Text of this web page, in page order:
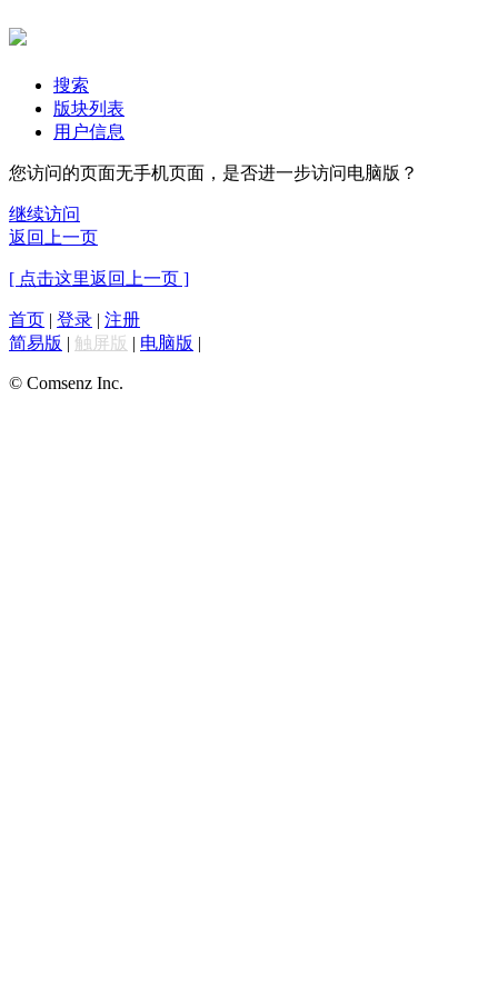
搜索
版块列表
用户信息
您访问的页面无手机页面，是否进一步访问电脑版？
继续访问
返回上一页
[ 点击这里返回上一页 ]
首页 | 登录 | 注册
简易版 | 触屏版 | 电脑版 |
© Comsenz Inc.